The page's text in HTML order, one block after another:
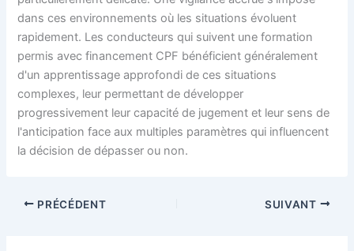
dans ces environnements où les situations évoluent
rapidement. Les conducteurs qui suivent une formation
permis avec financement CPF bénéficient généralement
d'un apprentissage approfondi de ces situations
complexes, leur permettant de développer
progressivement leur capacité de jugement et leur sens de
l'anticipation face aux multiples paramètres qui influencent
la décision de dépasser ou non.
PRÉCÉDENT SUIVANT